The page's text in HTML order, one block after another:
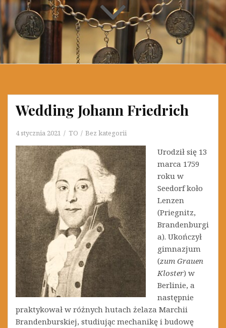
Wedding Johann Friedrich
4 stycznia 2021 TO Bez kategorii
Urodził się 13
marca 1759
roku w
Seedorf koło
Lenzen
(Priegnitz,
Brandenburgi
a). Ukończył
gimnazjum
(zum Grauen
Kloster) w
Berlinie, a
następnie
praktykował w różnych hutach żelaza Marchii
Brandenburskiej, studiując mechanikę i budowę